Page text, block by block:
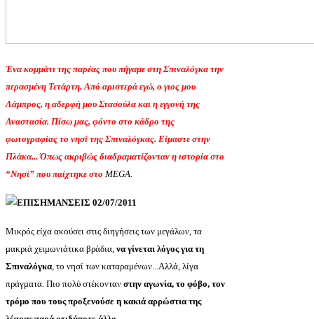
Ένα κομμάτι της παρέας που πήγαμε στη Σπιναλόγκα την
περασμένη Τετάρτη. Από αριστερά εγώ, ο γιος μου
Λάμπρος, η αδερφή μου Στασούλα και η εγγονή της
Αναστασία. Πίσω μας, φόντο στο κάδρο της
φωτογραφίας το νησί της Σπιναλόγκας. Είμαστε στην
Πλάκα... Όπως ακριβώς διαδραματίζονταν η ιστορία στο
“Νησί” που παίχτηκε στο MEGA.
ΕΠΙΣΗΜΑΝΣΕΙΣ 02/07/2011
Μικρός είχα ακούσει στις διηγήσεις των μεγάλων, τα
μακριά χειμωνιάτικα βράδια, να γίνεται λόγος για τη
Σπιναλόγκα, το νησί των καταραμένων...Αλλά, λίγα
πράγματα. Πιο πολύ στέκονταν στην αγωνία, το φόβο, τον
τρόμο που τους προξενούσε η κακιά αρρώστια της